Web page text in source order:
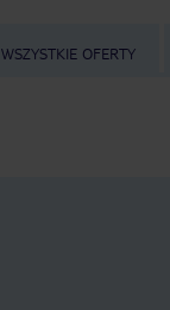
WSZYSTKIE OFERTY